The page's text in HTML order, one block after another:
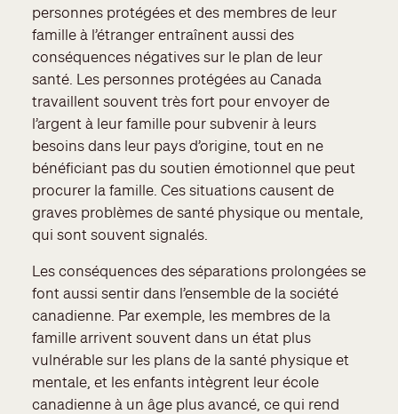
personnes protégées et des membres de leur
famille à l’étranger entraînent aussi des
conséquences négatives sur le plan de leur
santé. Les personnes protégées au Canada
travaillent souvent très fort pour envoyer de
l’argent à leur famille pour subvenir à leurs
besoins dans leur pays d’origine, tout en ne
bénéficiant pas du soutien émotionnel que peut
procurer la famille. Ces situations causent de
graves problèmes de santé physique ou mentale,
qui sont souvent signalés.
Les conséquences des séparations prolongées se
font aussi sentir dans l’ensemble de la société
canadienne. Par exemple, les membres de la
famille arrivent souvent dans un état plus
vulnérable sur les plans de la santé physique et
mentale, et les enfants intègrent leur école
canadienne à un âge plus avancé, ce qui rend